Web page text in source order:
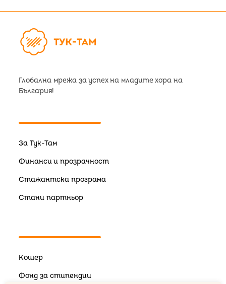
Глобална мрежа за успех на младите хора на
България!
За Тук-Там
Финанси и прозрачност
Стажантска програма
Стани партньор
Кошер
Фонд за стипендии